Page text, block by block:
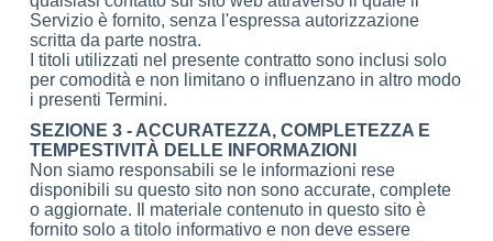
Servizio è fornito, senza l'espressa autorizzazione
scritta da parte nostra.
I titoli utilizzati nel presente contratto sono inclusi solo
per comodità e non limitano o influenzano in altro modo
i presenti Termini.
SEZIONE 3 - ACCURATEZZA, COMPLETEZZA E
TEMPESTIVITÀ DELLE INFORMAZIONI
Non siamo responsabili se le informazioni rese
disponibili su questo sito non sono accurate, complete
o aggiornate. Il materiale contenuto in questo sito è
fornito solo a titolo informativo e non deve essere